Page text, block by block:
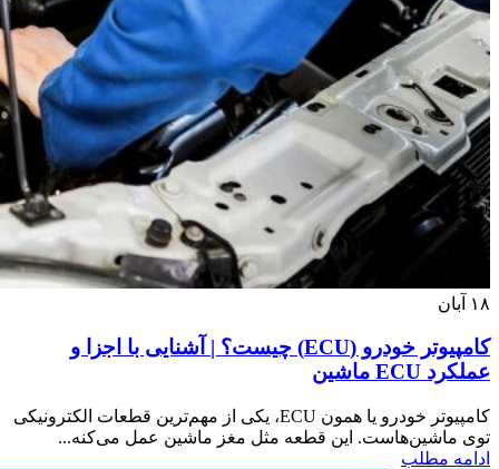
۱۸ آبان
کامپیوتر خودرو (ECU) چیست؟ | آشنایی با اجزا و
عملکرد ECU ماشین
کامپیوتر خودرو یا همون ECU، یکی از مهم‌ترین قطعات الکترونیکی
توی ماشین‌هاست. این قطعه مثل مغز ماشین عمل می‌کنه...
ادامه مطلب